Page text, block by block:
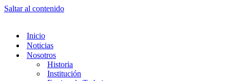
Saltar al contenido
Inicio
Noticias
Nosotros
Historia
Institución